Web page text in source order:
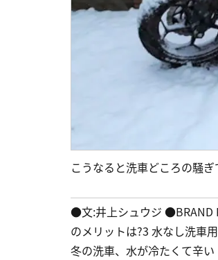
こうなると洗車どころの騒
●文:井上シュウジ ●BRAND
のメリットは?3 水なし洗車
冬の洗車、水が冷たくて辛